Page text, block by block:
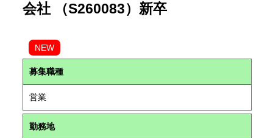
会社 （S260083）新卒
NEW
募集職種
営業
勤務地